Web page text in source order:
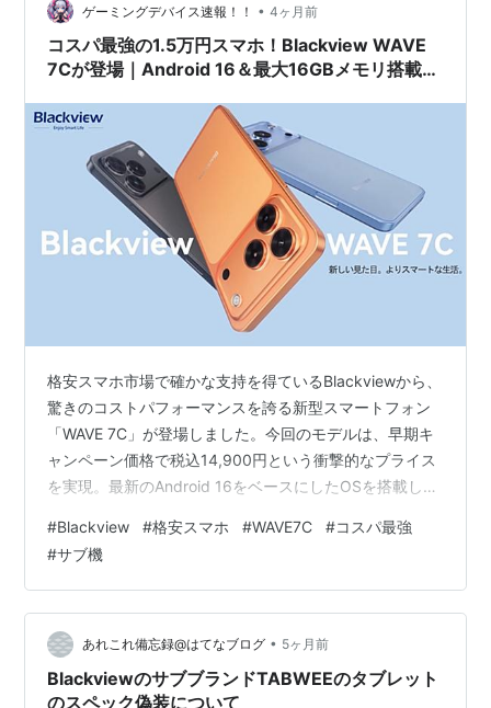
トレンドはすべてSHEINのオンラインショップで見つけ
る…
ゲーミングデバイス速報！！ • 4ヶ月前
コスパ最強の1.5万円スマホ！Blackview WAVE
7Cが登場｜Android 16＆最大16GBメモリ搭載で
格安スマホ市場で確かな支持を得ているBlackviewから、
驚きのコストパフォーマンスを誇る新型スマートフォン
「WAVE 7C」が登場しました。今回のモデルは、早期キ
ャンペーン価格で税込14,900円という衝撃的なプライス
を実現。最新のAndroid 16をベースにしたOSを搭載し、
定版ともいえる仕上がりになっています。 「スマホの月
額料金だけでなく、端末代も極限まで抑えたい」「子供
や高齢の家族に安心して持たせられる一台を探してい
る」「仕事用や動画視聴専用のサブ機が欲しい」――そ
んなニーズを完璧に満たしてくれるWAVE 7Cの魅力と詳
細スペック…
#Blackview #格安スマホ #WAVE7C #コスパ最強
#サブ機
あれこれ備忘録@はてなブログ • 5ヶ月前
BlackviewのサブブランドTABWEEのタブレット
のスペック偽装について